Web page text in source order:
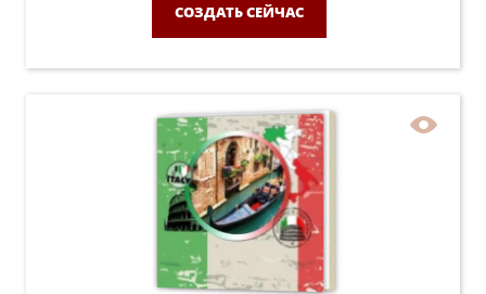
СОЗДАТЬ СЕЙЧАС